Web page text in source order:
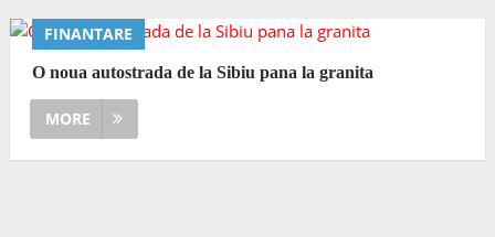
FINANTARE
O noua autostrada de la Sibiu pana la granita
MORE